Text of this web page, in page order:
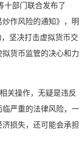
十部门联合发布了
炒作风险的通知》，明
坚决打击虚拟货币交
货币监管的决心和力
关操作，无疑是违反
严重的法律风险，一
损失，还可能会承担